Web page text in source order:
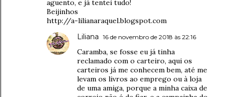
aguento, e já tentei tudo!
Beijinhos
http://a-lilianaraquel.blogspot.com
Liliana 16 de novembro de 2018 às 22:16
Caramba, se fosse eu já tinha
reclamado com o carteiro, aqui os
carteiros já me conhecem bem, até me
levam os livros ao emprego ou à loja
de uma amiga, porque a minha caixa de